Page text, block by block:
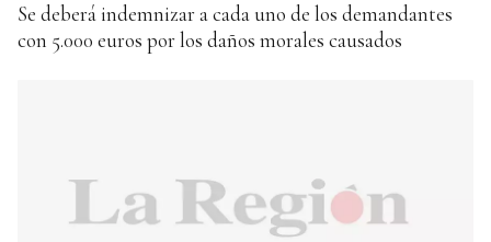
Se deberá indemnizar a cada uno de los demandantes
con 5.000 euros por los daños morales causados